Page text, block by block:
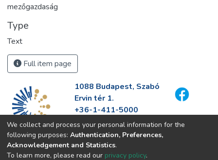
mezőgazdaság
Type
Text
Full item page
1088 Budapest, Szabó
Ervin tér 1.
+36-1-411-5000
info@fszek.hu
https://fszek.hu
We collect and process your personal information for the
following purposes: Authentication, Preferences,
Acknowledgement and Statistics.
To learn more, please read our privacy policy.